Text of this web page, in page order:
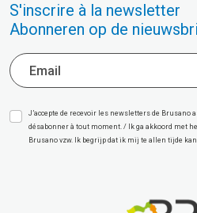
S'inscrire à la newsletter
Abonneren op de
J’accepte de recevoir les newsletters de Brusano
désabonner à tout moment. / Ik ga akkoord met
Brusano vzw. Ik begrijp dat ik mij te allen tijde